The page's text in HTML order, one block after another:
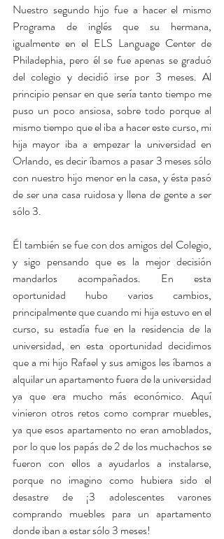
Nuestro segundo hijo fue a hacer el mismo
Programa de inglés que su hermana,
igualmente en el ELS Language Center de
Philadephia, pero él se fue apenas se graduó
del colegio y decidió irse por 3 meses. Al
principio pensar en que sería tanto tiempo me
puso un poco ansiosa, sobre todo porque al
mismo tiempo que el iba a hacer este curso, mi
hija mayor iba a empezar la universidad en
Orlando, es decir íbamos a pasar 3 meses sólo
con nuestro hijo menor en la casa, y ésta pasó
de ser una casa ruidosa y llena de gente a ser
sólo 3.
Él también se fue con dos amigos del Colegio,
y sigo pensando que es la mejor decisión
mandarlos acompañados. En esta
oportunidad hubo varios cambios,
principalmente que cuando mi hija estuvo en el
curso, su estadía fue en la residencia de la
universidad, en esta oportunidad decidimos
que a mi hijo Rafael y sus amigos les íbamos a
alquilar un apartamento fuera de la universidad
ya que era mucho más económico. Aquí
vinieron otros retos como comprar muebles,
ya que esos apartamento no eran amoblados,
por lo que los papás de 2 de los muchachos se
fueron con ellos a ayudarlos a instalarse,
porque no imagino como hubiera sido el
desastre de ¡3 adolescentes varones
comprando muebles para un apartamento
donde iban a estar sólo 3 meses!